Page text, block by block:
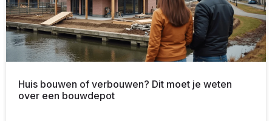
Huis bouwen of verbouwen? Dit moet je weten
over een bouwdepot